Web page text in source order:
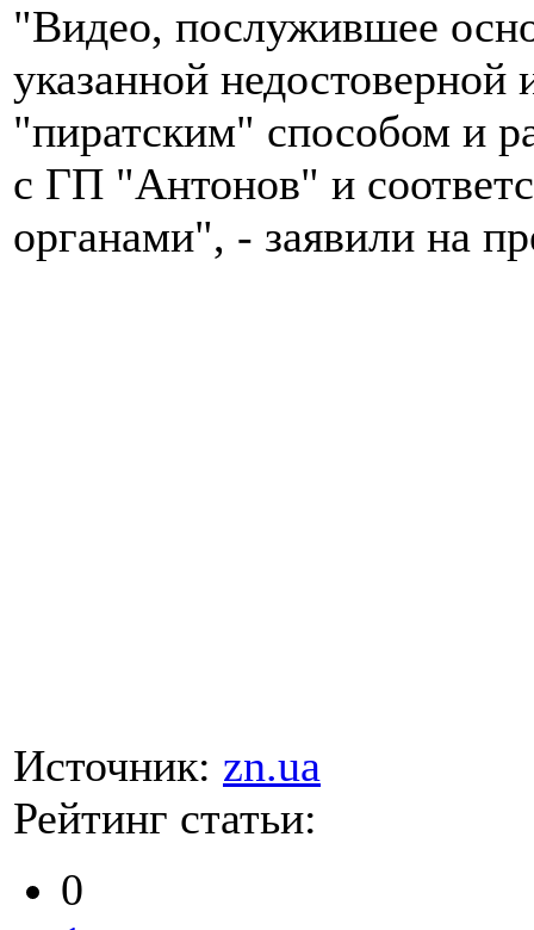
"Видео, послужившее
указанной
"пиратским" способом и
с ГП "Антонов" и
органами", - заявили на
Источник: zn.ua
Рейтинг статьи:
0